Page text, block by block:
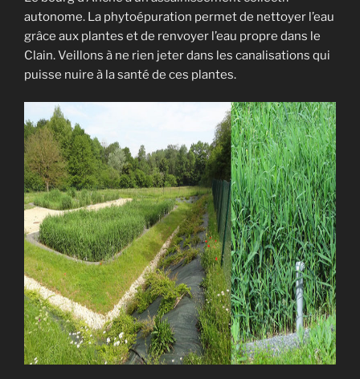
autonome. La phytoépuration permet de nettoyer l’eau
grâce aux plantes et de renvoyer l’eau propre dans le
Clain. Veillons à ne rien jeter dans les canalisations qui
puisse nuire à la santé de ces plantes.